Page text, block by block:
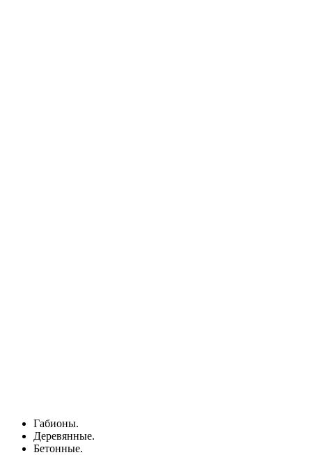
Габионы.
Деревянные.
Бетонные.